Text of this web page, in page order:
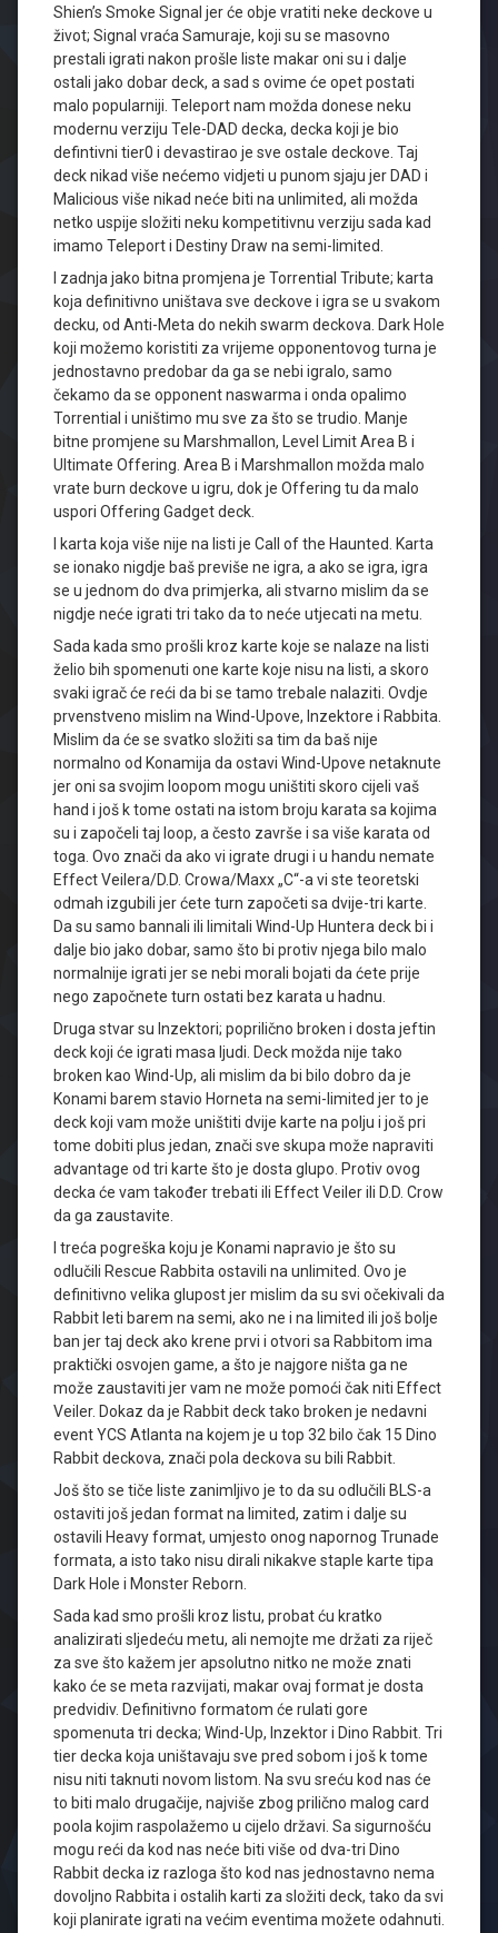
Shien’s Smoke Signal jer će obje vratiti neke deckove u
život; Signal vraća Samuraje, koji su se masovno
prestali igrati nakon prošle liste makar oni su i dalje
ostali jako dobar deck, a sad s ovime će opet postati
malo popularniji. Teleport nam možda donese neku
modernu verziju Tele-DAD decka, decka koji je bio
defintivni tier0 i devastirao je sve ostale deckove. Taj
deck nikad više nećemo vidjeti u punom sjaju jer DAD i
Malicious više nikad neće biti na unlimited, ali možda
netko uspije složiti neku kompetitivnu verziju sada kad
imamo Teleport i Destiny Draw na semi-limited.
I zadnja jako bitna promjena je Torrential Tribute; karta
koja definitivno uništava sve deckove i igra se u svakom
decku, od Anti-Meta do nekih swarm deckova. Dark Hole
koji možemo koristiti za vrijeme opponentovog turna je
jednostavno predobar da ga se nebi igralo, samo
čekamo da se opponent naswarma i onda opalimo
Torrential i uništimo mu sve za što se trudio. Manje
bitne promjene su Marshmallon, Level Limit Area B i
Ultimate Offering. Area B i Marshmallon možda malo
vrate burn deckove u igru, dok je Offering tu da malo
uspori Offering Gadget deck.
I karta koja više nije na listi je Call of the Haunted. Karta
se ionako nigdje baš previše ne igra, a ako se igra, igra
se u jednom do dva primjerka, ali stvarno mislim da se
nigdje neće igrati tri tako da to neće utjecati na metu.
Sada kada smo prošli kroz karte koje se nalaze na listi
želio bih spomenuti one karte koje nisu na listi, a skoro
svaki igrač će reći da bi se tamo trebale nalaziti. Ovdje
prvenstveno mislim na Wind-Upove, Inzektore i Rabbita.
Mislim da će se svatko složiti sa tim da baš nije
normalno od Konamija da ostavi Wind-Upove netaknute
jer oni sa svojim loopom mogu uništiti skoro cijeli vaš
hand i još k tome ostati na istom broju karata sa kojima
su i započeli taj loop, a često završe i sa više karata od
toga. Ovo znači da ako vi igrate drugi i u handu nemate
Effect Veilera/D.D. Crowa/Maxx „C“-a vi ste teoretski
odmah izgubili jer ćete turn započeti sa dvije-tri karte.
Da su samo bannali ili limitali Wind-Up Huntera deck bi i
dalje bio jako dobar, samo što bi protiv njega bilo malo
normalnije igrati jer se nebi morali bojati da ćete prije
nego započnete turn ostati bez karata u hadnu.
Druga stvar su Inzektori; poprilično broken i dosta jeftin
deck koji će igrati masa ljudi. Deck možda nije tako
broken kao Wind-Up, ali mislim da bi bilo dobro da je
Konami barem stavio Horneta na semi-limited jer to je
deck koji vam može uništiti dvije karte na polju i još pri
tome dobiti plus jedan, znači sve skupa može napraviti
advantage od tri karte što je dosta glupo. Protiv ovog
decka će vam također trebati ili Effect Veiler ili D.D. Crow
da ga zaustavite.
I treća pogreška koju je Konami napravio je što su
odlučili Rescue Rabbita ostavili na unlimited. Ovo je
definitivno velika glupost jer mislim da su svi očekivali da
Rabbit leti barem na semi, ako ne i na limited ili još bolje
ban jer taj deck ako krene prvi i otvori sa Rabbitom ima
praktički osvojen game, a što je najgore ništa ga ne
može zaustaviti jer vam ne može pomoći čak niti Effect
Veiler. Dokaz da je Rabbit deck tako broken je nedavni
event YCS Atlanta na kojem je u top 32 bilo čak 15 Dino
Rabbit deckova, znači pola deckova su bili Rabbit.
Još što se tiče liste zanimljivo je to da su odlučili BLS-a
ostaviti još jedan format na limited, zatim i dalje su
ostavili Heavy format, umjesto onog napornog Trunade
formata, a isto tako nisu dirali nikakve staple karte tipa
Dark Hole i Monster Reborn.
Sada kad smo prošli kroz listu, probat ću kratko
analizirati sljedeću metu, ali nemojte me držati za riječ
za sve što kažem jer apsolutno nitko ne može znati
kako će se meta razvijati, makar ovaj format je dosta
predvidiv. Definitivno formatom će rulati gore
spomenuta tri decka; Wind-Up, Inzektor i Dino Rabbit. Tri
tier decka koja uništavaju sve pred sobom i još k tome
nisu niti taknuti novom listom. Na svu sreću kod nas će
to biti malo drugačije, najviše zbog prilično malog card
poola kojim raspolažemo u cijelo državi. Sa sigurnošću
mogu reći da kod nas neće biti više od dva-tri Dino
Rabbit decka iz razloga što kod nas jednostavno nema
dovoljno Rabbita i ostalih karti za složiti deck, tako da svi
koji planirate igrati na većim eventima možete odahnuti.